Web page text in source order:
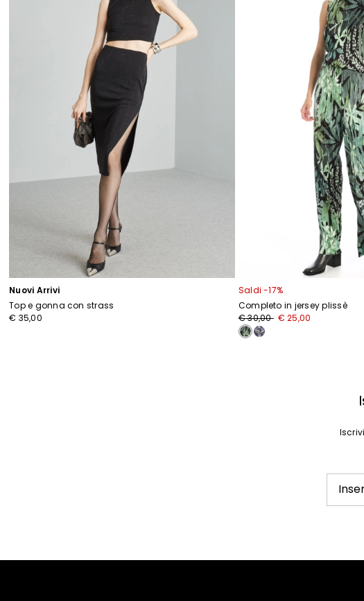
Nuovi Arrivi
Top e gonna con strass
€ 35,00
Saldi -17%
Completo in jersey plissè
Prezzo
originale
€
€ 30,00 Nuovo
prezzo
€ 25,00